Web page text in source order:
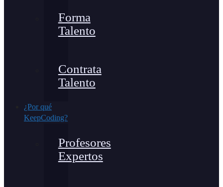
Forma
Talento
Contrata
Talento
¿Por qué
KeepCoding?
Profesores
Expertos